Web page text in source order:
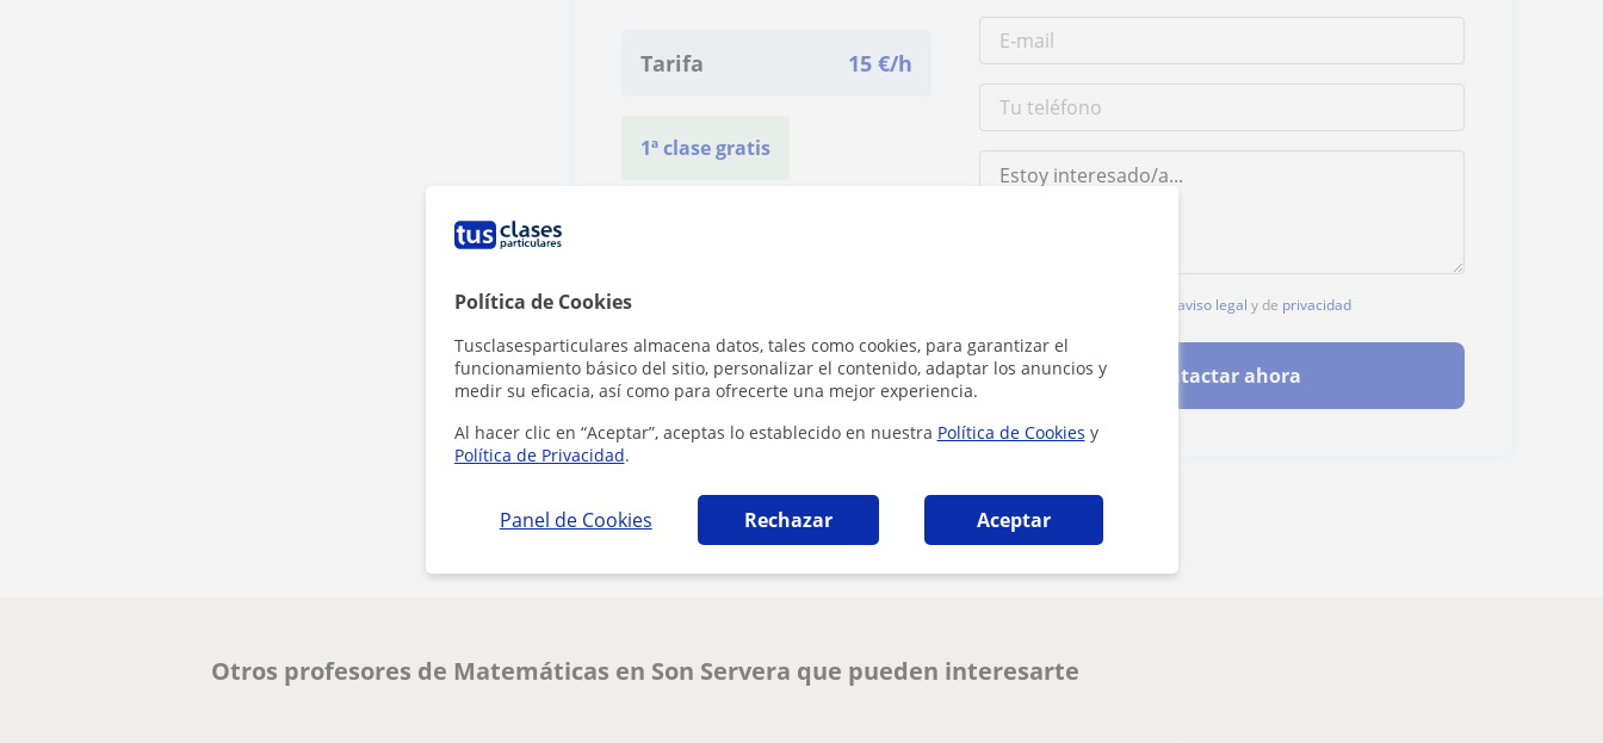
Política de Cookies
Tusclasesparticulares almacena datos, tales como cookies, para garantizar el
funcionamiento básico del sitio, personalizar el contenido, adaptar los anuncios y
medir su eficacia, así como para ofrecerte una mejor experiencia.
Al hacer clic en “Aceptar”, aceptas lo establecido en nuestra Política de Cookies y
Política de Privacidad.
Panel de Cookies Rechazar Aceptar
Tarifa 15 €/h
1ª clase gratis
aviso legal y de privacidad
Contactar ahora
¿Hay algún error en este perfil? Cuéntanos
Otros profesores de Matemáticas en Son Servera que pueden interesarte